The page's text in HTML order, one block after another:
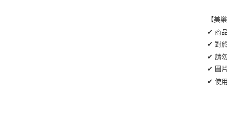
【美
✔ 商
✔ 對
✔ 請
✔ 圖
✔ 使